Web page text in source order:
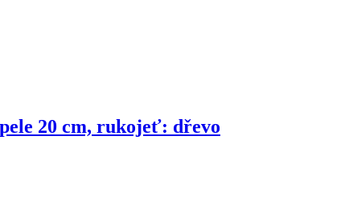
20 cm, rukojeť: dřevo